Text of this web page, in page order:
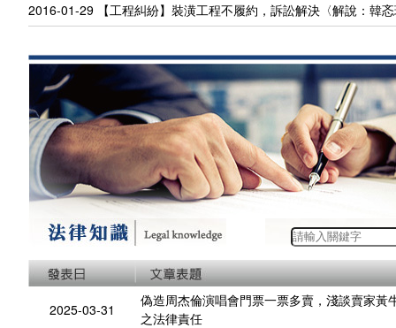
2016-01-29 【工程糾紛】裝潢工程不履約，訴訟解決〈解說：韓
2025-03-31
偽造周杰倫演唱會門票一票多賣，淺談賣家黃
之法律責任